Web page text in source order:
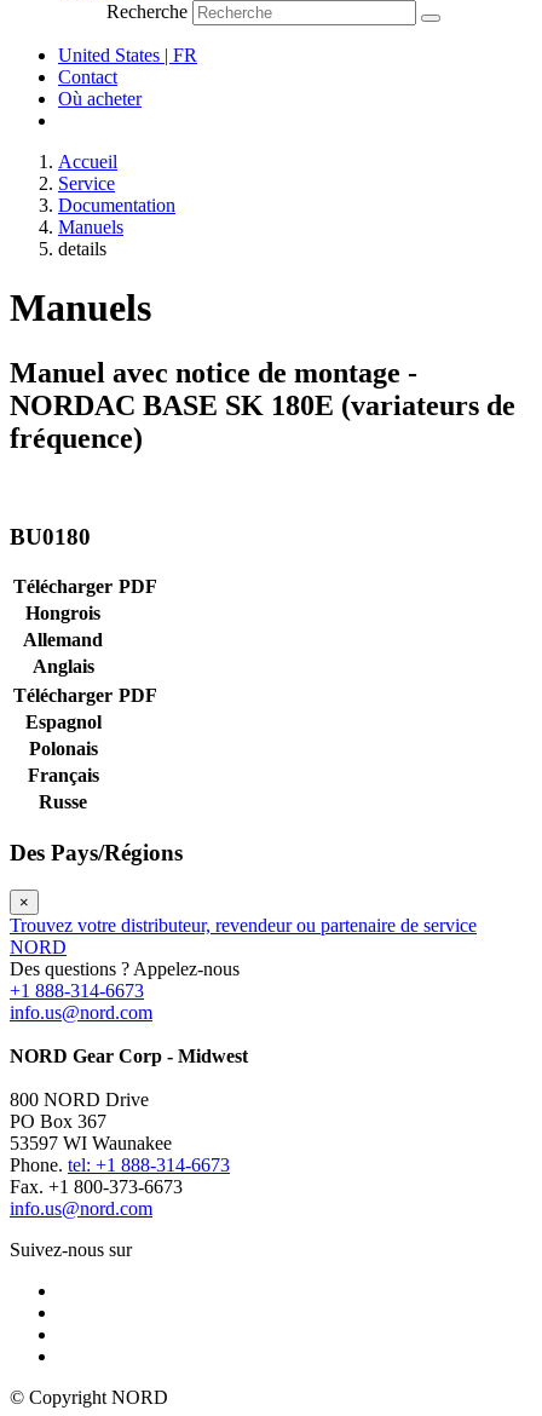
Recherche
United States | FR
Contact
Où acheter
Accueil
Service
Documentation
Manuels
details
Manuels
Manuel avec notice de montage -
NORDAC BASE SK 180E (variateurs de
fréquence)
BU0180
Télécharger PDF
Hongrois
Allemand
Anglais
Télécharger PDF
Espagnol
Polonais
Français
Russe
Des Pays/Régions
×
Trouvez votre distributeur, revendeur ou partenaire de service
NORD
Des questions ? Appelez-nous
+1 888-314-6673
info.us@nord.com
NORD Gear Corp - Midwest
800 NORD Drive
PO Box 367
53597 WI Waunakee
Phone. tel: +1 888-314-6673
Fax. +1 800-373-6673
info.us@nord.com
Suivez-nous sur
© Copyright NORD